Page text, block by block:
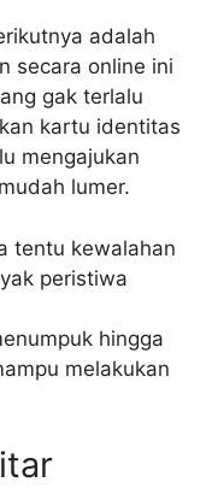
adalah
secara online ini
gak terlalu
kartu identitas
mengajukan
lumer.
tentu kewalahan
peristiwa
hingga
melakukan